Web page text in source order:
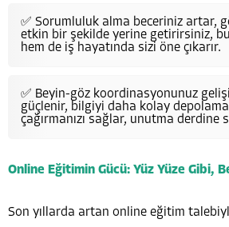
✅ Sorumluluk alma beceriniz artar,
etkin bir şekilde yerine getirirsiniz,
hem de iş hayatında sizi öne çıkarır.
✅ Beyin-göz koordinasyonunuz
güçlenir, bilgiyi daha kolay
çağırmanızı sağlar, unutma derdine
Online Eğitimin Gücü: Yüz Yüze Gibi,
Son yıllarda artan online eğitim